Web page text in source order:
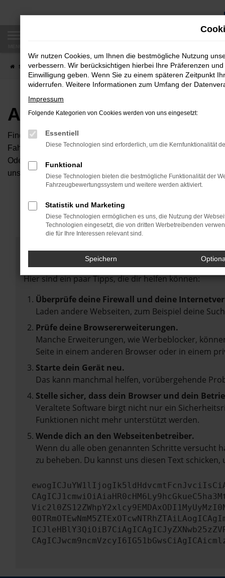
Zum
Startseite Fahrzeugangebote Autobörse
Autobörse
Finden Sie Ihren neuen Traumwagen bei uns. Dafür haben
Fahrzeuge an, die bei uns auf dem Hof stehen. Dann
Oder Sie klicken auf den Button Autobörse und Sie haben
unserem Händlernetzwerk. Diese Fahrzeuge können wir
Fehler: Network Error
Beim Laden ist ein Fehler aufgetreten.
Hier sind ein paar Tipps, die dir helfen können:
Überprüfe deine Firewall und deine
Laden andere Webseiten, zum Beispiel deine
Prüfe deine Browsererweiterungen.
Manche Erweiterungen, wie Werbeblocker,
Seite in einem anderen Browser oder in einem
Starte dein Gerät neu.
Das kann manchmal helfen, vorübergehende
Stelle sicher, dass dein Browser und dein
Veraltete Software birgt nicht nur ein
Funktionen nicht mehr unterstützt werden.
Wende dich an den Webseitenbetreiber.
Wenn du alle oben genannten Schritte versucht
zu beheben. Du kannst uns diesen Text
Wir nutzen Cookies, um Ihnen die bestmögliche Nutzung
verbessern. Wir berücksichtigen hierbei Ihre Präferenzen
Einwilligung geben. Wenn Sie zu einem späteren Zeitpunkt
widerrufen. Weitere Informationen zum Umfang der
Impressum
Folgende Kategorien von Cookies werden von uns eingesetzt:
Essentiell
Diese Technologien sind erforderlich, um die Kernfunktionalität
Funktional
Diese Technologien bieten die bestmögliche Funktionalität der
Fahrzeugbewertungssystem und weitere werden aktiviert.
Statistik und Marketing
Diese Technologien ermöglichen es uns, die Nutzung der
Technologien eingesetzt, die von dritten Werbetreibenden
die für Ihre Interessen relevant sind.
Speichern